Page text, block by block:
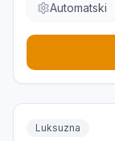
Automatski
Luksuzna